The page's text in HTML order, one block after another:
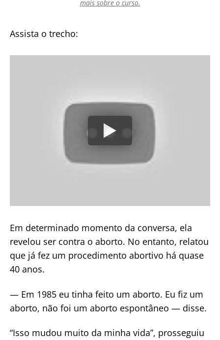
mais sobre o curso.
Assista o trecho:
Em determinado momento da conversa, ela
revelou ser contra o aborto. No entanto, relatou
que já fez um procedimento abortivo há quase
40 anos.
— Em 1985 eu tinha feito um aborto. Eu fiz um
aborto, não foi um aborto espontâneo — disse.
“Isso mudou muito da minha vida”, prosseguiu